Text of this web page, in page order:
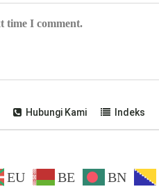
time I comment.
Hubungi Kami Indeks
EU BE BN